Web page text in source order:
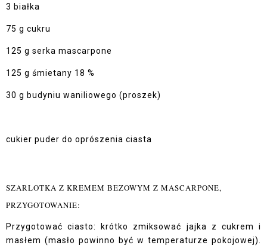
3 białka
75 g cukru
125 g serka mascarpone
125 g śmietany 18 %
30 g budyniu waniliowego (proszek)
cukier puder do oprószenia ciasta
SZARLOTKA Z KREMEM BEZOWYM Z MASCARPONE,
PRZYGOTOWANIE:
Przygotować ciasto: krótko zmiksować jajka z cukrem i
masłem (masło powinno być w temperaturze pokojowej).